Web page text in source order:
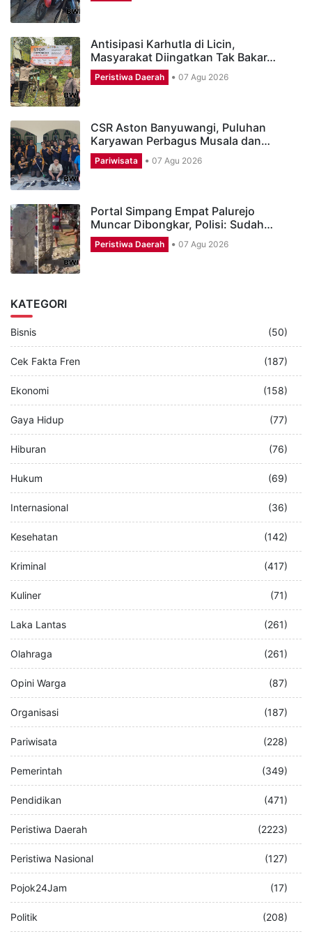
Antisipasi Karhutla di Licin,
Masyarakat Diingatkan Tak Bakar…
Peristiwa Daerah 07 Agu 2026
CSR Aston Banyuwangi, Puluhan
Karyawan Perbagus Musala dan…
Pariwisata 07 Agu 2026
Portal Simpang Empat Palurejo
Muncar Dibongkar, Polisi: Sudah…
Peristiwa Daerah 07 Agu 2026
KATEGORI
Bisnis (50)
Cek Fakta Fren (187)
Ekonomi (158)
Gaya Hidup (77)
Hiburan (76)
Hukum (69)
Internasional (36)
Kesehatan (142)
Kriminal (417)
Kuliner (71)
Laka Lantas (261)
Olahraga (261)
Opini Warga (87)
Organisasi (187)
Pariwisata (228)
Pemerintah (349)
Pendidikan (471)
Peristiwa Daerah (2223)
Peristiwa Nasional (127)
Pojok24Jam (17)
Politik (208)